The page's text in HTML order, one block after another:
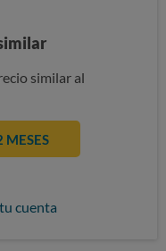
similar al
MESES
cuenta